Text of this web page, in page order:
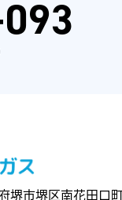
堺市堺区南花田口